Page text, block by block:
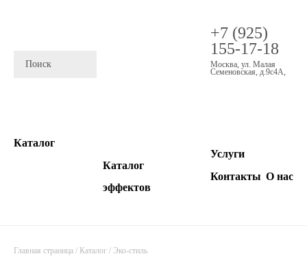
+7 (925)
155-17-18
Москва, ул. Малая
Семеновская, д.9с4А,
Каталог
Каталог
эффектов
Услуги
Контакты О нас
Главная страница / Каталог / Эко-стиль